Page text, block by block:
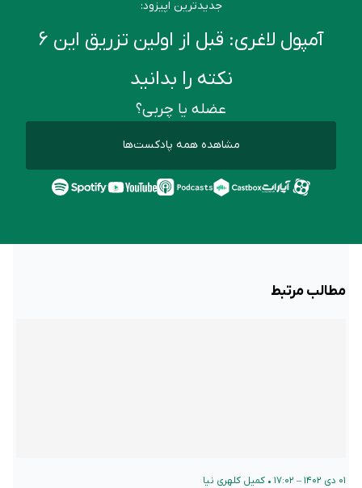
جدیدترین اپیزود:
آمپول لاغری: قبل از اولین تزریق این ۶
نکته را بدانید
عضله یا چربی؟
مشاهده همه پادکست‌ها
مطالب مرتبط
۰۱ دی ۱۴۰۲ – ۱۷:۰۲ • کمیل کلهری نیا